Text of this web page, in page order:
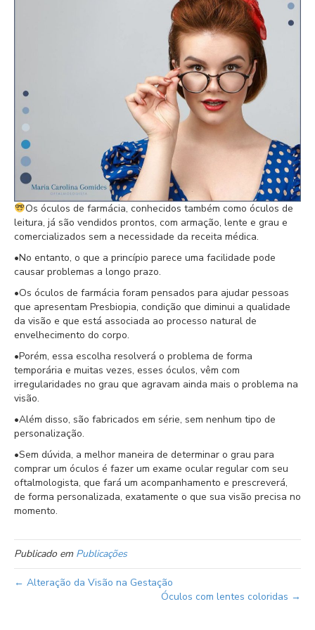
Os óculos de farmácia, conhecidos também como óculos de
leitura, já são vendidos prontos, com armação, lente e grau e
comercializados sem a necessidade da receita médica.
•No entanto, o que a princípio parece uma facilidade pode
causar problemas a longo prazo.
•Os óculos de farmácia foram pensados para ajudar pessoas
que apresentam Presbiopia, condição que diminui a qualidade
da visão e que está associada ao processo natural de
envelhecimento do corpo.
•Porém, essa escolha resolverá o problema de forma
temporária e muitas vezes, esses óculos, vêm com
irregularidades no grau que agravam ainda mais o problema na
visão.
•Além disso, são fabricados em série, sem nenhum tipo de
personalização.
•Sem dúvida, a melhor maneira de determinar o grau para
comprar um óculos é fazer um exame ocular regular com seu
oftalmologista, que fará um acompanhamento e prescreverá,
de forma personalizada, exatamente o que sua visão precisa no
momento.
Publicado em Publicações
← Alteração da Visão na Gestação
Óculos com lentes coloridas →